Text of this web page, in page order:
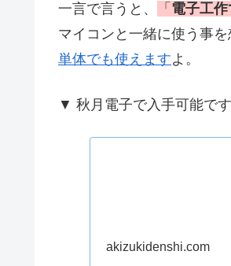
一言で言うと、 「 電子工
マイコンと一緒に使う事
単体でも使えますよ。
▼ 秋月電子で入手可能です
akizukidenshi.com